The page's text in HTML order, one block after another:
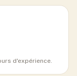
d'expérience.